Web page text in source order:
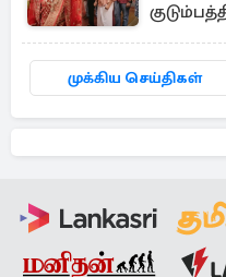
முக்கிய செய்திகள்